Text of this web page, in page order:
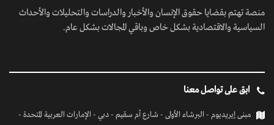
منصة تهتم بقضايا حقوق الإنسان والأخبار والدراسات والتحليلات والأحداث
السياسية والاقتصادية بشكل خاص وباقي المجالات بشكل عام.
ابق على تواصل معنا
مبنى إيريديوم - البرشاء الأولى - شارع أم سقيم - دبي - الإمارات العربية المتحدة -